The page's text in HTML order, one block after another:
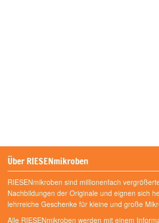
Über RIESENmikroben
RIESENmikroben sind millionenfach
Nachbildungen der Originale und eignen sich
lehrreiche Geschenke für kleine und große
Alle RIESENmikroben werden mit einem